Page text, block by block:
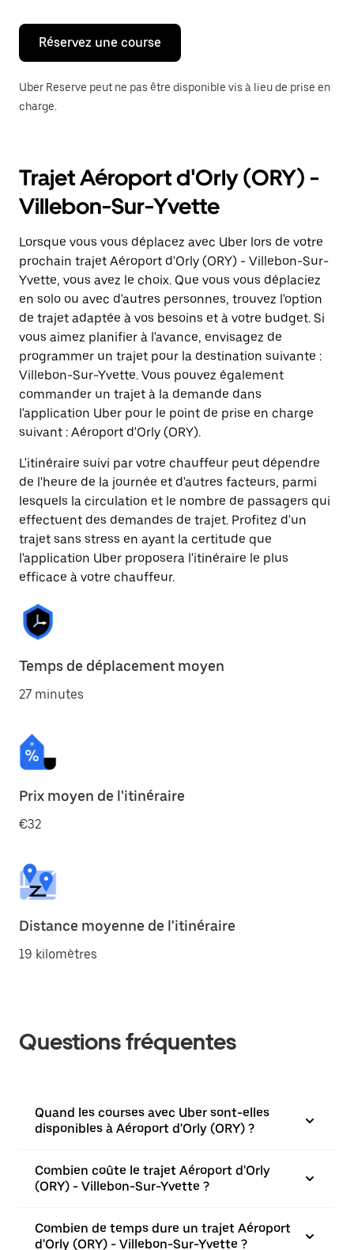
pour
fermer
calendrier.
Réservez une course
Uber Reserve peut ne pas être disponible vis à lieu de prise en
charge.
Trajet Aéroport d'Orly (ORY) -
Villebon-Sur-Yvette
Lorsque vous vous déplacez avec Uber lors de votre
prochain trajet Aéroport d'Orly (ORY) - Villebon-Sur-
Yvette, vous avez le choix. Que vous vous déplaciez
en solo ou avec d'autres personnes, trouvez l'option
de trajet adaptée à vos besoins et à votre budget. Si
vous aimez planifier à l'avance, envisagez de
programmer un trajet pour la destination suivante :
Villebon-Sur-Yvette. Vous pouvez également
commander un trajet à la demande dans
l'application Uber pour le point de prise en charge
suivant : Aéroport d'Orly (ORY).
L'itinéraire suivi par votre chauffeur peut dépendre
de l'heure de la journée et d'autres facteurs, parmi
lesquels la circulation et le nombre de passagers qui
effectuent des demandes de trajet. Profitez d'un
trajet sans stress en ayant la certitude que
l'application Uber proposera l'itinéraire le plus
efficace à votre chauffeur.
Temps de déplacement moyen
27 minutes
Prix moyen de l'itinéraire
€32
Distance moyenne de l'itinéraire
19 kilomètres
Questions fréquentes
Quand les courses avec Uber sont-elles
disponibles à Aéroport d'Orly (ORY) ?
Combien coûte le trajet Aéroport d'Orly
(ORY) - Villebon-Sur-Yvette ?
Combien de temps dure un trajet Aéroport
d'Orly (ORY) - Villebon-Sur-Yvette ?